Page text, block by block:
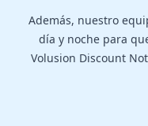
Además, nuestro
día y noche para
Volusion Discount